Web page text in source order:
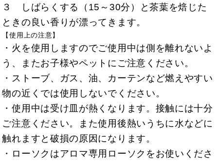
３ しばらくする（15～30分）と茶葉を焙じた
ときの良い香りが漂ってきます。
【使用上の注意】
・火を使用しますのでご使用中は側を離れないよ
う、またお子様やペットにご注意ください。
・ストーブ、ガス、油、カーテンなど燃えやすい
物の近くでは使用しないでください。
・使用中は受け皿が熱くなります。接触には十分
ご注意ください。また使用後熱いうちに水などに
触れますと破損の原因になります。
・ローソクはアロマ専用ローソクをお使いくださ